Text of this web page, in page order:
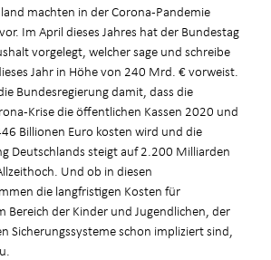
machten in der Corona-Pandemie
Im April dieses Jahres hat der Bundestag
vorgelegt, welcher sage und schreibe
Jahr in Höhe von 240 Mrd. € vorweist.
Bundesregierung damit, dass die
Krise die öffentlichen Kassen 2020 und
Billionen Euro kosten wird und die
Deutschlands steigt auf 2.200 Milliarden
Und ob in diesen
die langfristigen Kosten für
Bereich der Kinder und Jugendlichen, der
Sicherungssysteme schon impliziert sind,